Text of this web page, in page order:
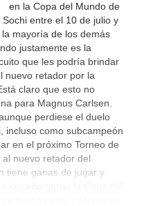
en la Copa del Mundo de
entre el 10 de julio y
mayoría de los demás
justamente es la
que les podría brindar
nuevo retador por la
claro que esto no
para Magnus Carlsen.
perdiese el duelo
incluso como subcampeón
en el próximo Torneo de
nuevo retador del
tiene ganas de jugar y